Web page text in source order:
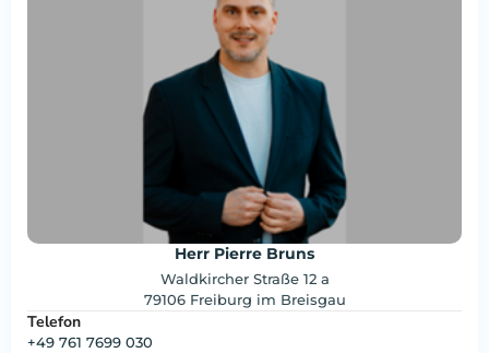
Herr Pierre Bruns
Waldkircher Straße 12 a
79106 Freiburg im Breisgau
Telefon
+49 761 7699 030